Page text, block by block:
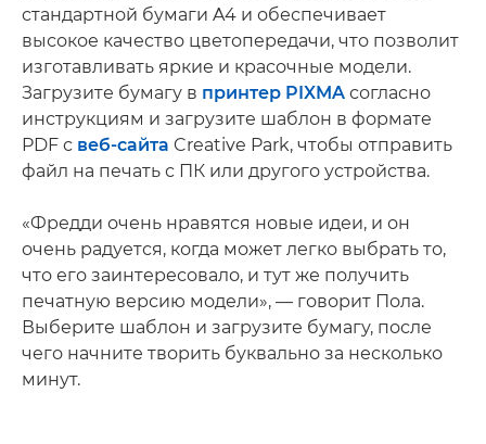
стандартной бумаги A4 и обеспечивает
высокое качество цветопередачи, что позволит
изготавливать яркие и красочные модели.
Загрузите бумагу в принтер PIXMA согласно
инструкциям и загрузите шаблон в формате
PDF с веб-сайта Creative Park, чтобы отправить
файл на печать с ПК или другого устройства.
«Фредди очень нравятся новые идеи, и он
очень радуется, когда может легко выбрать то,
что его заинтересовало, и тут же получить
печатную версию модели», — говорит Пола.
Выберите шаблон и загрузите бумагу, после
чего начните творить буквально за несколько
минут.